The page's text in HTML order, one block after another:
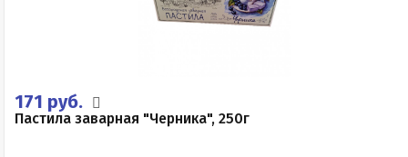
171 руб.
Пастила заварная "Черника", 250г